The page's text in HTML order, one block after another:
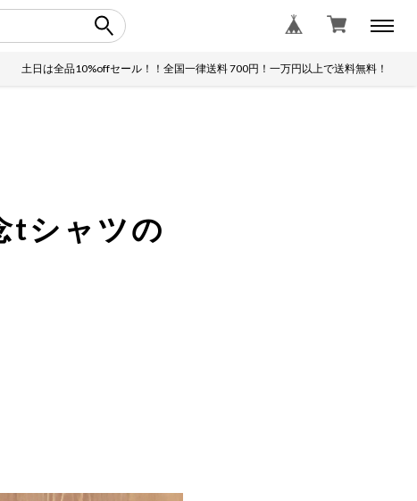
品10%offセール！！全国一律送料 700円！一万円以上で送料無料！
tシャツの